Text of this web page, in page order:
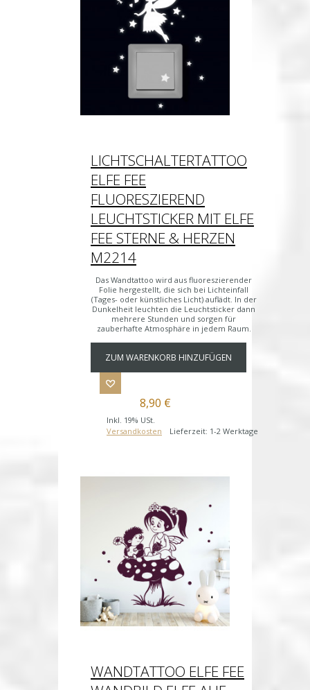
LICHTSCHALTERTATTOO
ELFE FEE
FLUORESZIEREND
LEUCHTSTICKER MIT ELFE
FEE STERNE & HERZEN
M2214
Das Wandtattoo wird aus fluoreszierender
Folie hergestellt, die sich bei Lichteinfall
(Tages- oder künstliches Licht) auflädt. In der
Dunkelheit leuchten die Leuchtsticker dann
mehrere Stunden und sorgen für
zauberhafte Atmosphäre in jedem Raum.
ZUM WARENKORB HINZUFÜGEN
8,90 €
Inkl. 19% USt.
Versandkosten
Lieferzeit: 1-2 Werktage
WANDTATTOO ELFE FEE